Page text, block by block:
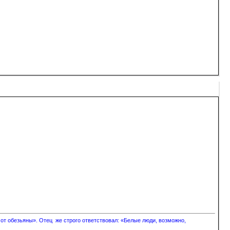
обезьяны». Отец же строго ответствовал: «Белые люди, возможно,